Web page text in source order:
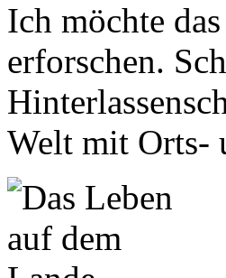
Ich möchte
erforschen.
Welt mit Orts-